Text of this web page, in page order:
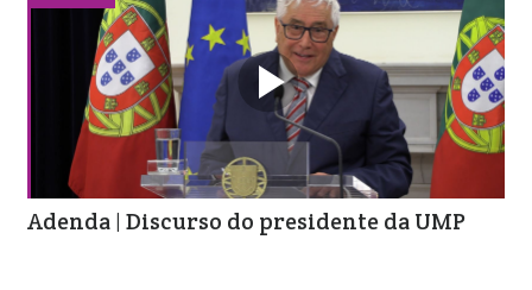

Adenda | Discurso do presidente da UMP